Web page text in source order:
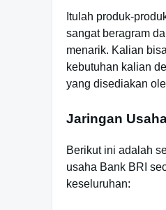
Itulah produk-
sangat beragram
menarik. Kalian
kebutuhan kalian
yang disediakan
Jaringan
Berikut ini adalah
usaha Bank BRI
keseluruhan: